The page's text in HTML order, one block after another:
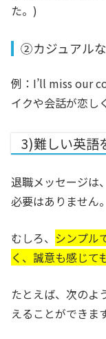
た。)
②カジュアルな
例： I’ll miss our
イクや会話が恋し
3)難しい英語
退職メッセージは
必要はありません。
むしろ、 シンプル
く、誠意も感じて
たとえば、次のよ
えることができます